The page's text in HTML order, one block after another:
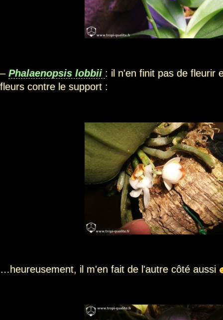
– Phalaenopsis lobbii : il n'en finit pas de fleurir
fleurs contre le support :
…heureusement, il m'en fait de l'autre côté aussi